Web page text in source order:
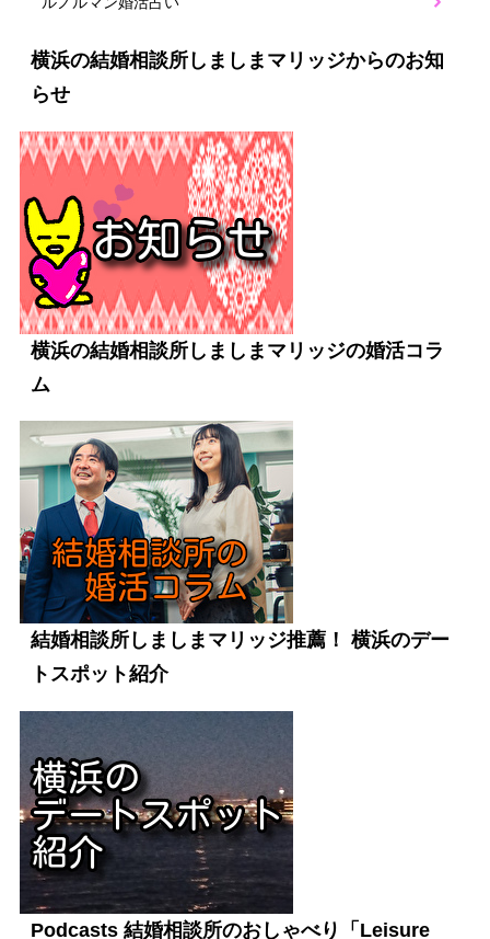
横浜の結婚相談所しましまマリッジからのお知
らせ
横浜の結婚相談所しましまマリッジの婚活コラ
ム
結婚相談所しましまマリッジ推薦！ 横浜のデー
トスポット紹介
Podcasts 結婚相談所のおしゃべり「Leisure